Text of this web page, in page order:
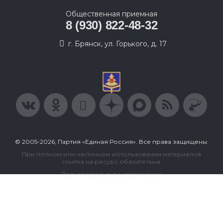
Общественная приемная
8 (930) 822-48-32
г. Брянск, ул. Горького, д. 17
© 2005-2026, Партия «Единая Россия». Все права защищены.
При полном или частичном использовании материалов
ссылка на ресурс обязательна.
Пользовательское соглашение